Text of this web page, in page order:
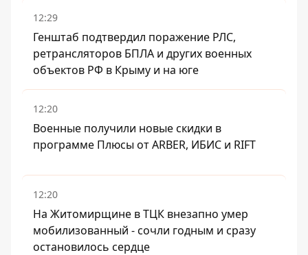
12:29
Генштаб подтвердил поражение РЛС,
ретрансляторов БПЛА и других военных
объектов РФ в Крыму и на юге
12:20
Военные получили новые скидки в
программе Плюсы от ARBER, ИБИС и RIFT
12:20
На Житомирщине в ТЦК внезапно умер
мобилизованный - сочли годным и сразу
остановилось сердце